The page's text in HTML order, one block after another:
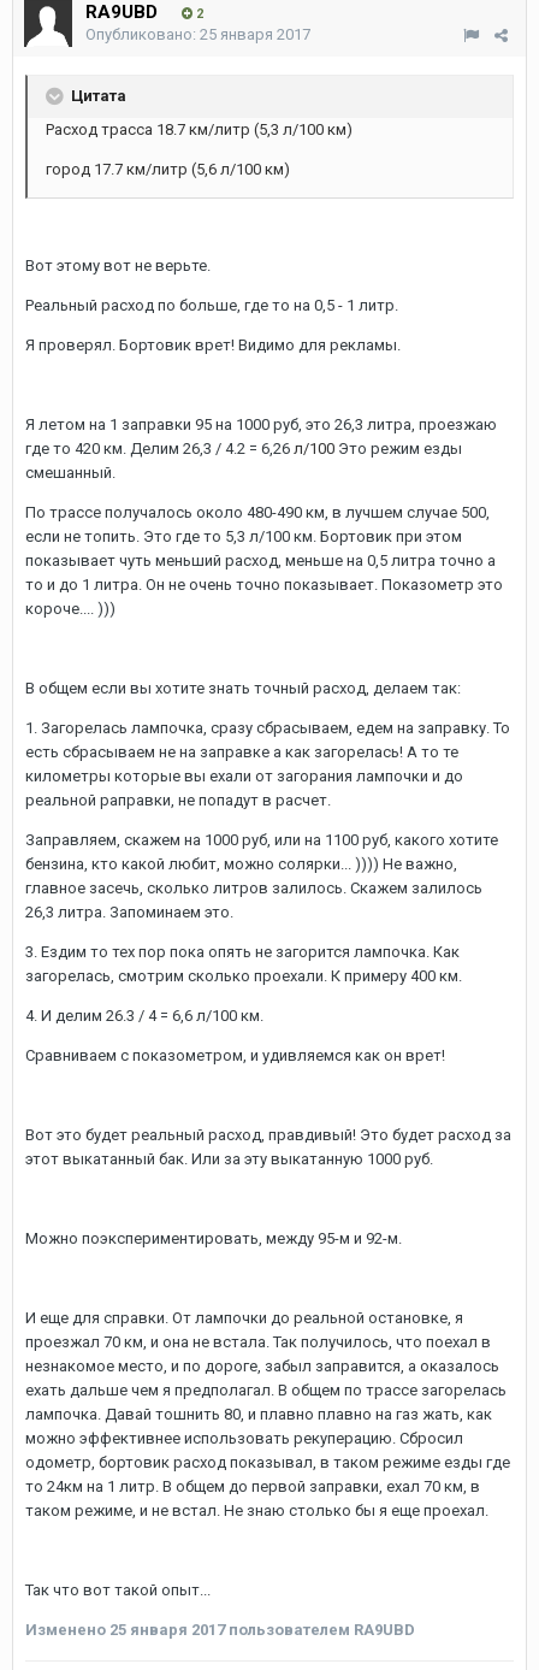
RA9UBD 2
Опубликовано: 25 января 2017
Цитата
Расход трасса 18.7 км/литр (5,3 л/100 км)
город 17.7 км/литр (5,6 л/100 км)
Вот этому вот не верьте.
Реальный расход по больше, где то на 0,5 - 1 литр.
Я проверял. Бортовик врет! Видимо для рекламы.
Я летом на 1 заправки 95 на 1000 руб, это 26,3 литра, проезжаю
где то 420 км. Делим 26,3 / 4.2 = 6,26 л/100 Это режим езды
смешанный.
По трассе получалось около 480-490 км, в лучшем случае 500,
если не топить. Это где то 5,3 л/100 км. Бортовик при этом
показывает чуть меньший расход, меньше на 0,5 литра точно а
то и до 1 литра. Он не очень точно показывает. Показометр это
короче.... )))
В общем если вы хотите знать точный расход, делаем так:
1. Загорелась лампочка, сразу сбрасываем, едем на заправку. То
есть сбрасываем не на заправке а как загорелась! А то те
километры которые вы ехали от загорания лампочки и до
реальной раправки, не попадут в расчет.
Заправляем, скажем на 1000 руб, или на 1100 руб, какого хотите
бензина, кто какой любит, можно солярки... )))) Не важно,
главное засечь, сколько литров залилось. Скажем залилось
26,3 литра. Запоминаем это.
3. Ездим то тех пор пока опять не загорится лампочка. Как
загорелась, смотрим сколько проехали. К примеру 400 км.
4. И делим 26.3 / 4 = 6,6 л/100 км.
Сравниваем с показометром, и удивляемся как он врет!
Вот это будет реальный расход, правдивый! Это будет расход за
этот выкатанный бак. Или за эту выкатанную 1000 руб.
Можно поэкспериментировать, между 95-м и 92-м.
И еще для справки. От лампочки до реальной остановке, я
проезжал 70 км, и она не встала. Так получилось, что поехал в
незнакомое место, и по дороге, забыл заправится, а оказалось
ехать дальше чем я предполагал. В общем по трассе загорелась
лампочка. Давай тошнить 80, и плавно плавно на газ жать, как
можно эффективнее использовать рекуперацию. Сбросил
одометр, бортовик расход показывал, в таком режиме езды где
то 24км на 1 литр. В общем до первой заправки, ехал 70 км, в
таком режиме, и не встал. Не знаю столько бы я еще проехал.
Так что вот такой опыт...
Изменено 25 января 2017пользователем RA9UBD